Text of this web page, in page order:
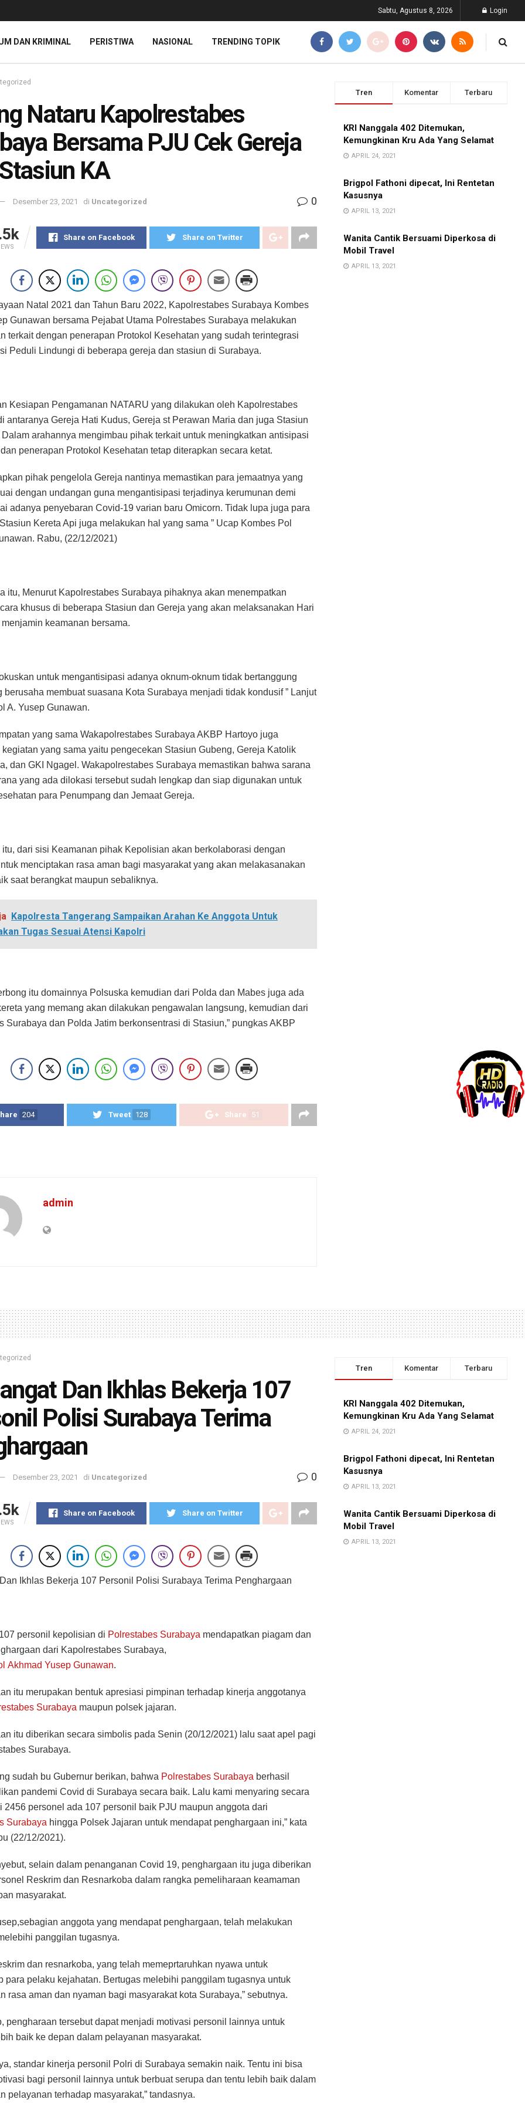
Sabtu, Agustus 8, 2026 Login
DAN KRIMINAL PERISTIWA NASIONAL TRENDING TOPIK
Nataru Kapolrestabes
Bersama PJU Cek Gereja
KA
Desember 23, 2021 di Uncategorized 0
Share on Facebook Share on Twitter
Natal 2021 dan Tahun Baru 2022, Kapolrestabes Surabaya Kombes
Gunawan bersama Pejabat Utama Polrestabes Surabaya melakukan
terkait dengan penerapan Protokol Kesehatan yang sudah terintegrasi
Peduli Lindungi di beberapa gereja dan stasiun di Surabaya.
Kesiapan Pengamanan NATARU yang dilakukan oleh Kapolrestabes
antaranya Gereja Hati Kudus, Gereja st Perawan Maria dan juga Stasiun
arahannya mengimbau pihak terkait untuk meningkatkan antisipasi
penerapan Protokol Kesehatan tetap diterapkan secara ketat.
pihak pengelola Gereja nantinya memastikan para jemaatnya yang
dengan undangan guna mengantisipasi terjadinya kerumunan demi
adanya penyebaran Covid-19 varian baru Omicorn. Tidak lupa juga para
Kereta Api juga melakukan hal yang sama ” Ucap Kombes Pol
Rabu, (22/12/2021)
itu, Menurut Kapolrestabes Surabaya pihaknya akan menempatkan
khusus di beberapa Stasiun dan Gereja yang akan melaksanakan Hari
keamanan bersama.
untuk mengantisipasi adanya oknum-oknum tidak bertanggung
berusaha membuat suasana Kota Surabaya menjadi tidak kondusif ” Lanjut
A. Yusep Gunawan.
yang sama Wakapolrestabes Surabaya AKBP Hartoyo juga
yang sama yaitu pengecekan Stasiun Gubeng, Gereja Katolik
dan GKI Ngagel. Wakapolrestabes Surabaya memastikan bahwa sarana
yang ada dilokasi tersebut sudah lengkap dan siap digunakan untuk
para Penumpang dan Jemaat Gereja.
itu, dari sisi Keamanan pihak Kepolisian akan berkolaborasi dengan
menciptakan rasa aman bagi masyarakat yang akan melakasanakan
saat berangkat maupun sebaliknya.
Kapolresta Tangerang Sampaikan Arahan Ke Anggota Untuk
Tugas Sesuai Atensi Kapolri
itu domainnya Polsuska kemudian dari Polda dan Mabes juga ada
yang memang akan dilakukan pengawalan langsung, kemudian dari
Surabaya dan Polda Jatim berkonsentrasi di Stasiun,” pungkas AKBP
204 Tweet 128 Share 51
admin
Tren Komentar Terbaru
KRI Nanggala 402 Ditemukan,
Kemungkinan Kru Ada Yang Selamat
APRIL 24, 2021
Brigpol Fathoni dipecat, Ini Rentetan
Kasusnya
APRIL 13, 2021
Wanita Cantik Bersuami Diperkosa di
Mobil Travel
APRIL 13, 2021
Dan Ikhlas Bekerja 107
Polisi Surabaya Terima
Desember 23, 2021 di Uncategorized 0
Share on Facebook Share on Twitter
Ikhlas Bekerja 107 Personil Polisi Surabaya Terima Penghargaan
personil kepolisian di Polrestabes Surabaya mendapatkan piagam dan
dari Kapolrestabes Surabaya,
Akhmad Yusep Gunawan.
itu merupakan bentuk apresiasi pimpinan terhadap kinerja anggotanya
Surabaya maupun polsek jajaran.
itu diberikan secara simbolis pada Senin (20/12/2021) lalu saat apel pagi
Surabaya.
sudah bu Gubernur berikan, bahwa Polrestabes Surabaya berhasil
pandemi Covid di Surabaya secara baik. Lalu kami menyaring secara
2456 personel ada 107 personil baik PJU maupun anggota dari
Surabaya hingga Polsek Jajaran untuk mendapat penghargaan ini,” kata
(22/12/2021).
selain dalam penanganan Covid 19, penghargaan itu juga diberikan
Reskrim dan Resnarkoba dalam rangka pemeliharaan keamaman
masyarakat.
anggota yang mendapat penghargaan, telah melakukan
panggilan tugasnya.
dan resnarkoba, yang telah memeprtaruhkan nyawa untuk
para pelaku kejahatan. Bertugas melebihi panggilam tugasnya untuk
rasa aman dan nyaman bagi masyarakat kota Surabaya,” sebutnya.
pengharaan tersebut dapat menjadi motivasi personil lainnya untuk
baik ke depan dalam pelayanan masyarakat.
standar kinerja personil Polri di Surabaya semakin naik. Tentu ini bisa
bagi personil lainnya untuk berbuat serupa dan tentu lebih baik dalam
pelayanan terhadap masyarakat,” tandasnya.
Tren Komentar Terbaru
KRI Nanggala 402 Ditemukan,
Kemungkinan Kru Ada Yang Selamat
APRIL 24, 2021
Brigpol Fathoni dipecat, Ini Rentetan
Kasusnya
APRIL 13, 2021
Wanita Cantik Bersuami Diperkosa di
Mobil Travel
APRIL 13, 2021